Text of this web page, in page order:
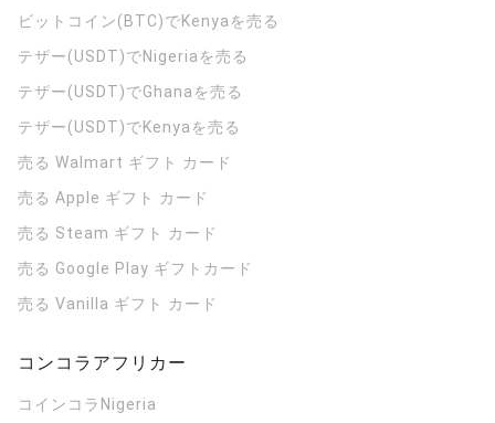
ビットコイン(BTC)でKenyaを売る
テザー(USDT)でNigeriaを売る
テザー(USDT)でGhanaを売る
テザー(USDT)でKenyaを売る
売る Walmart ギフト カード
売る Apple ギフト カード
売る Steam ギフト カード
売る Google Play ギフトカード
売る Vanilla ギフト カード
コンコラアフリカー
コインコラ Nigeria